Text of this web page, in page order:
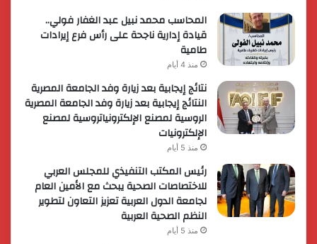
المحاسب محمد نبيل عبد الغفار فولي..
قيادة إدارية ناجحة على رأس فرع إيرادات
طامية
منذ 4 أيام
نتائج إيجابية بعد زيارة وفد الجامعة المصرية
النتائج إيجابية بعد زيارة وفد الجامعة المصرية
الروسية لمصنع الإلكترونياتروسية لمصنع
الإلكترونيات
منذ 5 أيام
رئيس المكتب التنفيذي للمجلس العربي
للاختصاصات الصحية يبحث مع الأمين العام
لجامعة الدول العربية تعزيز التعاون لتطوير
النظم الصحية العربية
منذ 5 أيام